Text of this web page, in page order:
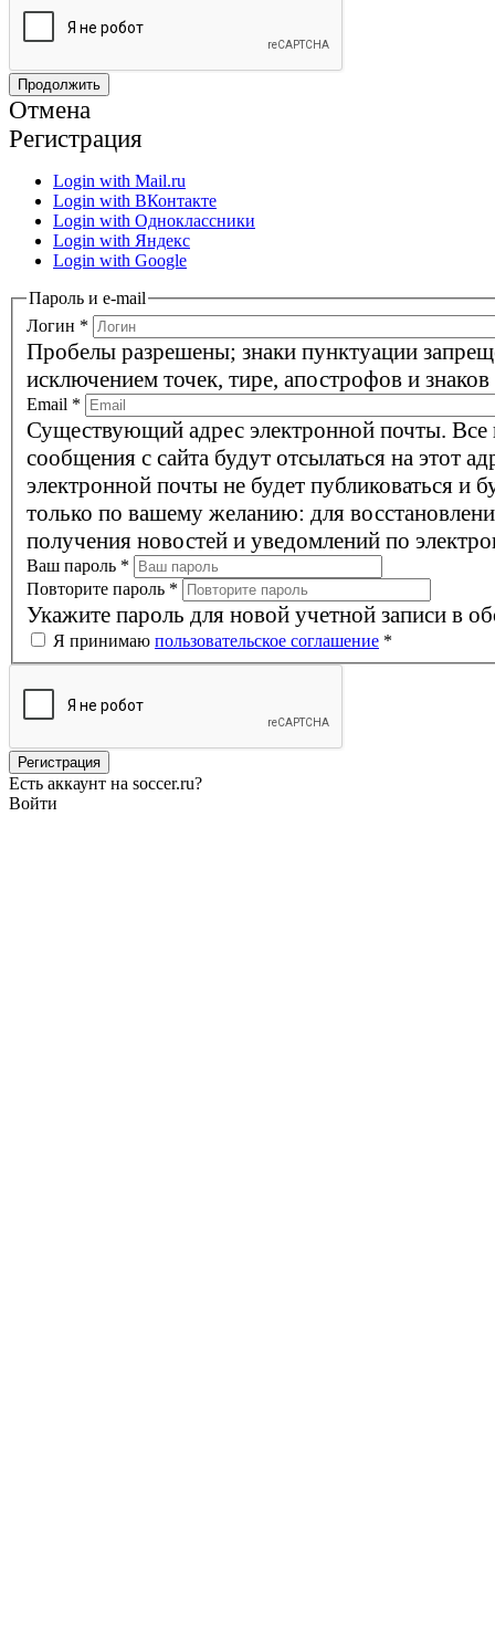
Отмена
Регистрация
Login with Mail.ru
Login with ВКонтакте
Login with Одноклассники
Login with Яндекс
Login with Google
Пароль и e-mail
Логин *
Пробелы разрешены; знаки пунктуации
исключением точек, тире, апострофов и
Email *
Существующий адрес электронной почты. Все
сообщения с сайта будут отсылаться на этот
электронной почты не будет публиковаться и
только по вашему желанию: для
получения новостей и уведомлений по
Ваш пароль *
Повторите пароль *
Укажите пароль для новой учетной записи в
Я принимаю пользовательское соглашение *
Есть аккаунт на soccer.ru?
Войти